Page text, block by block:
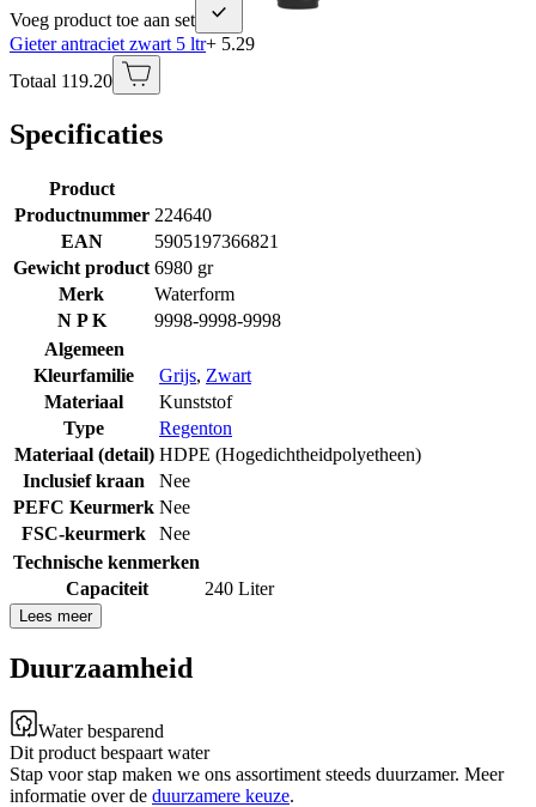
Voeg product toe aan set
Gieter antraciet zwart 5 ltr+ 5.29
Totaal 119.20
Specificaties
Product
Productnummer 224640
EAN
5905197366821
Gewicht product 6980 gr
Merk
Waterform
N P K
9998-9998-9998
Algemeen
Kleurfamilie
Grijs, Zwart
Materiaal
Kunststof
Type
Regenton
Materiaal (detail) HDPE (Hogedichtheidpolyetheen)
Inclusief kraan
Nee
PEFC Keurmerk Nee
FSC-keurmerk
Nee
Technische kenmerken
Capaciteit
240 Liter
Lees meer
Duurzaamheid
Water besparend
Dit product bespaart water
Stap voor stap maken we ons assortiment steeds duurzamer. Meer
informatie over de duurzamere keuze.